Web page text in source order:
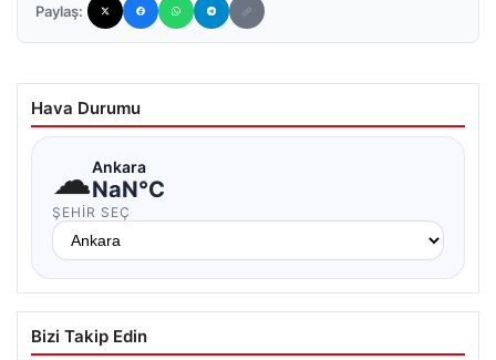
Paylaş:
Hava Durumu
☁Ankara
NaN°C
ŞEHIR SEÇ
Bizi Takip Edin